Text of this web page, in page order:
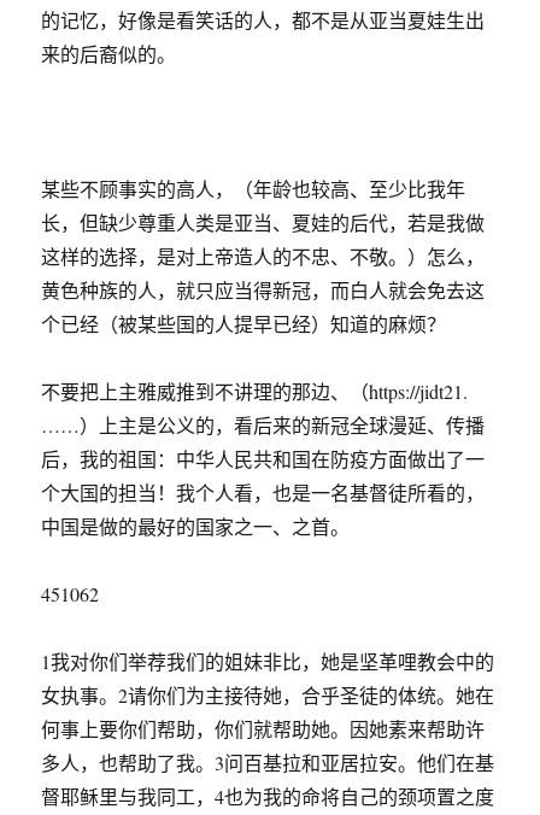
的记忆，好像是看笑话的人，都不是从亚当夏娃生出
来的后裔似的。
某些不顾事实的高人，（年龄也较高、至少比我年
长，但缺少尊重人类是亚当、夏娃的后代，若是我做
这样的选择，是对上帝造人的不忠、不敬。）怎么，
黄色种族的人，就只应当得新冠，而白人就会免去这
个已经（被某些国的人提早已经）知道的麻烦？
不要把上主雅威推到不讲理的那边、（https://jidt21.
……）上主是公义的，看后来的新冠全球漫延、传播
后，我的祖国：中华人民共和国在防疫方面做出了一
个大国的担当！我个人看，也是一名基督徒所看的，
中国是做的最好的国家之一、之首。
451062
1我对你们举荐我们的姐妹非比，她是坚革哩教会中的
女执事。2请你们为主接待她，合乎圣徒的体统。她在
何事上要你们帮助，你们就帮助她。因她素来帮助许
多人，也帮助了我。3问百基拉和亚居拉安。他们在基
督耶稣里与我同工，4也为我的命将自己的颈项置之度